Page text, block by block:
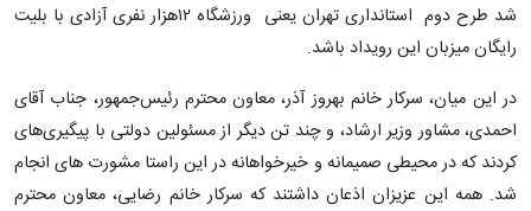
شد طرح دوم استانداری تهران یعنی ورزشگاه ۱۲هزار نفری آزادی با بلیت
رایگان میزبان این رویداد باشد.
در این میان، سرکار خانم بهروز آذر، معاون محترم رئیس‌جمهور، جناب آقای
احمدی، مشاور وزیر ارشاد، و چند تن دیگر از مسئولین دولتی با پیگیری‌های
کردند که در محیطی صمیمانه و خیرخواهانه در این راستا مشورت های انجام
شد. همه این عزیزان اذعان داشتند که سرکار خانم رضایی، معاون محترم